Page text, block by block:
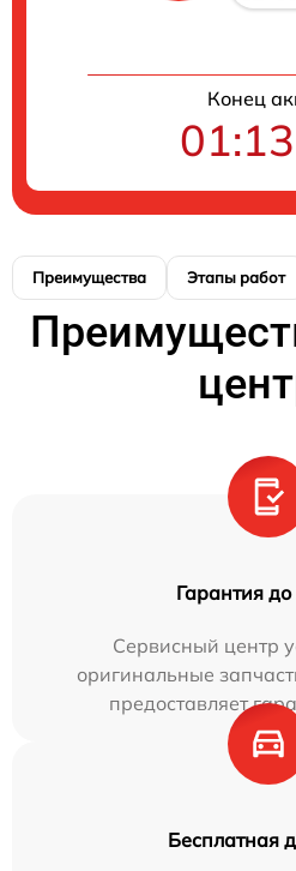
Конец
Преимущества Этапы работ
Гарантия до
Сервисный центр
оригинальные
предоставляет
Бесплатная